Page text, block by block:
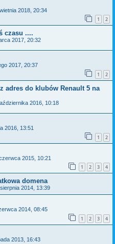
2018, 20:34
1 2
czasu ....
2017, 20:32
2017, 20:37
1 2
adres do klubów Renault 5 na
2016, 10:18
2016, 13:51
1 2
2015, 10:21
1 2 3 4
domena
2014, 13:39
2014, 08:45
1 2 3 4
2013, 16:43